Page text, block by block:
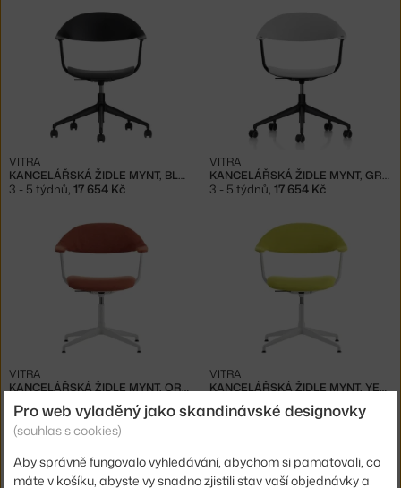
KANCELÁŘSKÁ ŽIDLE MYNT, BLACK
VITRA
3 - 5 týdnů, 17 654 Kč
KANCELÁŘSKÁ ŽIDLE MYNT, GREY/BLACK
VITRA
3 - 5 týdnů, 17 654 Kč
KANCELÁŘSKÁ ŽIDLE MYNT, ORANGE/SOFT LIGHT
VITRA
3 - 5 týdnů 29 510 Kč
KANCELÁŘSKÁ ŽIDLE MYNT, YELLOW/GREEN/SOFT LIGHT
VITRA
3 - 5 týdnů 27 586 Kč
Pro web vyladěný jako skandinávské designovky
(souhlas s cookies)
Aby správně fungovalo vyhledávání, abychom si pamatovali, co
máte v košíku, abyste vy snadno zjistili stav vaší objednávky a